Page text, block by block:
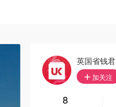
英国省钱君
加关注
8